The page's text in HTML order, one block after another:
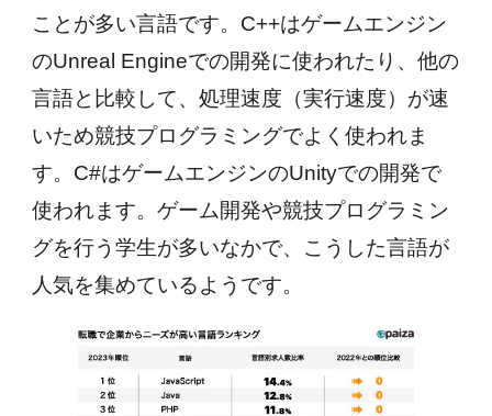
ことが多い言語です。C++はゲームエンジン
のUnreal Engineでの開発に使われたり、他の
言語と比較して、処理速度（実行速度）が速
いため競技プログラミングでよく使われま
す。C#はゲームエンジンのUnityでの開発で
使われます。ゲーム開発や競技プログラミン
グを行う学生が多いなかで、こうした言語が
人気を集めているようです。